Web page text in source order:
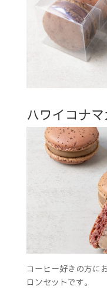
ハワイコナ
コーヒー好きの方に
ロンセットです。